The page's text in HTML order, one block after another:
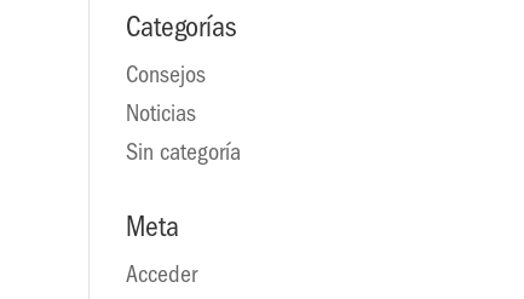
Categorías
Consejos
Noticias
Sin categoría
Meta
Acceder